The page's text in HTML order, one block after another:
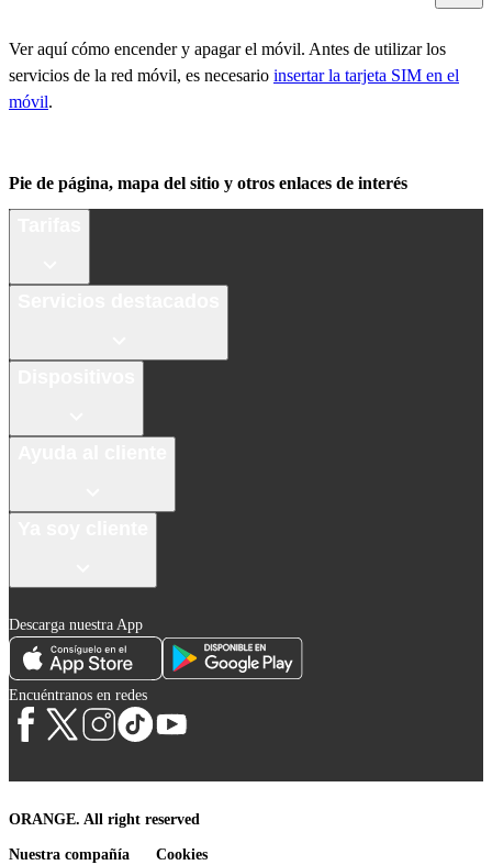
Ver aquí cómo encender y apagar el móvil. Antes de utilizar los
servicios de la red móvil, es necesario insertar la tarjeta SIM en el
móvil.
Pie de página, mapa del sitio y otros enlaces de interés
Descarga nuestra App
Encuéntranos en redes
ORANGE. All right reserved
Nuestra compañía Cookies